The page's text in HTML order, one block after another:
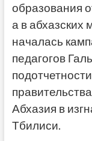
образования
а в абхазских
началась
педагогов
Абхазия в
Тбилиси.